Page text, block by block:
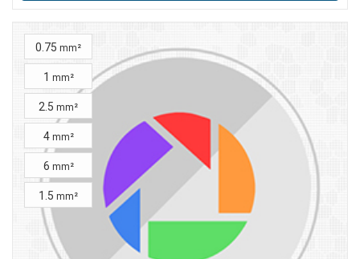
0.75 mm²
1 mm²
2.5 mm²
4 mm²
6 mm²
1.5 mm²